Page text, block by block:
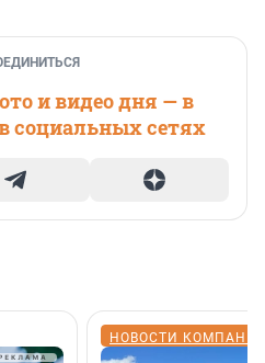
и видео дня — в
социальных сетях
НОВОСТИ